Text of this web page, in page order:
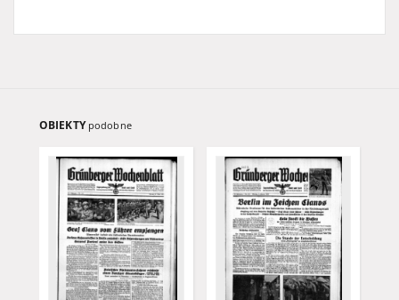
OBIEKTY podobne